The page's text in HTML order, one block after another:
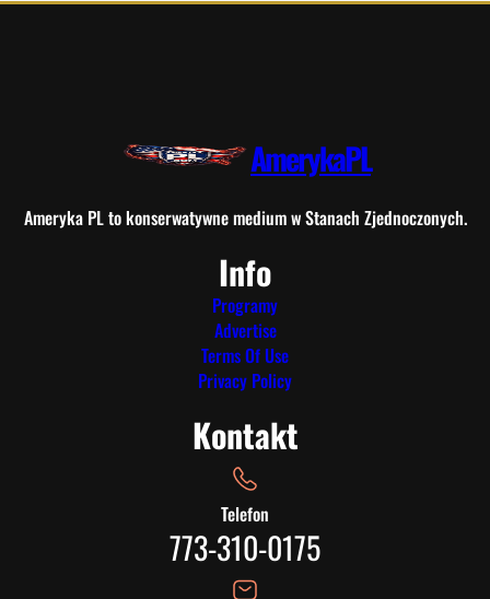
AmerykaPL
Ameryka PL to konserwatywne medium w Stanach Zjednoczonych.
Info
Programy
Advertise
Terms Of Use
Privacy Policy
Kontakt
Telefon
773-310-0175